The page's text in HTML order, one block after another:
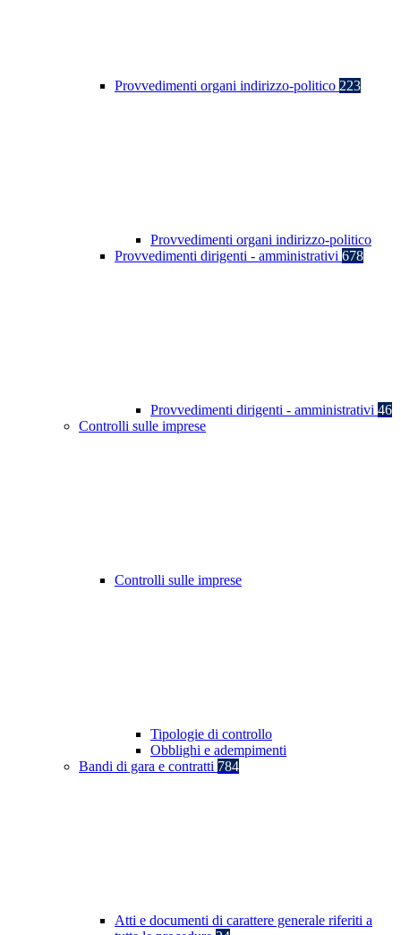
Provvedimenti organi indirizzo-politico 223
Provvedimenti organi indirizzo-politico
Provvedimenti dirigenti - amministrativi 678
Provvedimenti dirigenti - amministrativi 46
Controlli sulle imprese
Controlli sulle imprese
Tipologie di controllo
Obblighi e adempimenti
Bandi di gara e contratti 784
Atti e documenti di carattere generale riferiti a